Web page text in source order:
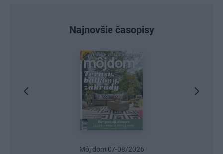
Najnovšie časopisy
Môj dom 07-08/2026